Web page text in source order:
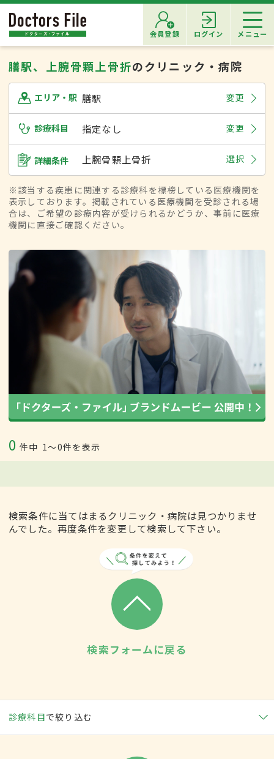
会員登録 ログイン メニュー
膳駅、上腕骨顆上骨折のクリニック・病院
エリア・駅 膳駅 変更
診療科目 指定なし 変更
詳細条件 上腕骨顆上骨折 選択
※該当する疾患に関連する診療科を標榜している医療機関を
表示しております。掲載されている医療機関を受診される場
合は、ご希望の診療内容が受けられるかどうか、事前に医療
機関に直接ご確認ください。
0 件中 1〜0件を表示
検索条件に当てはまるクリニック・病院は見つかりませ
んでした。再度条件を変更して検索して下さい。
検索フォームに戻る
診療科目で絞り込む